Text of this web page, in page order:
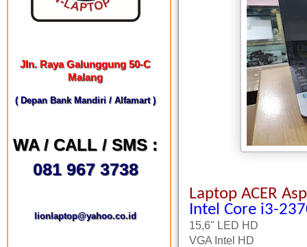
Jln. Raya Galunggung 50-C
Malang
( Depan Bank Mandiri / Alfamart )
WA / CALL / SMS :
081 967 3738
lionlaptop@yahoo.co.id
Laptop ACER
Intel Core i3-
15,6" LED HD
VGA Intel HD